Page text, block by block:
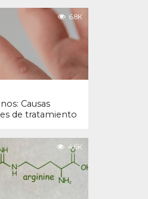
6.8K
Causas
de tratamiento
4.6K